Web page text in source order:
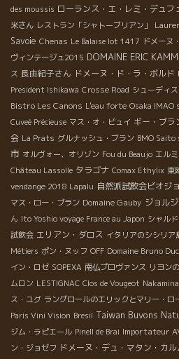
des moussis ローランス・エ・レミ・デュフ
米さん レストラン「シャトーブリアン」
Savoie Chenas Le Balaise lot 1417 ドメーヌ
ヴィンテージュ2015 DOMAINE ERIC KAMM
ス 長由紀子さん ドメーヌ・ド・ラ・ボルド
President Ishikawa Crosse Road シューディ
Bistro Les Canons L'eau forte Osaka IMAO
Cuveé Précieuse マス・オ・ビュイ ギー・ブラ
会 La Prats グルナッシュ・ブラン BMO Saito
市 オルヴォー、オリゾン Fou du Beaujo エル
Château Lassolle タラゴナ Comax Ethylix 東
vendange 2018 Lapalu 自然派試飲会ビオジ
マス・ロー・ブラン Domaine Gauby ジョル
ん Ito Yoshio voyage France au Japon シャル
試飲会 エリアン・ダロス イタリアのシシリア
Métiers ポン・ヌッフ OFF Domaine Bruno
イン・ロゼ SOPEXA 南仏プロヴァンス リヨン
ムロン LESTIGNAC Clos de Vougeot
ス・ユグ ラングロールのエリックとマリー・ロ
Paris Vini Vision Bresil Taiwan Buvons
ジム・ラピエール Pinell de Brai Importateur
ン・ジョゼフ ドメーヌ・デュ・マタン・カル